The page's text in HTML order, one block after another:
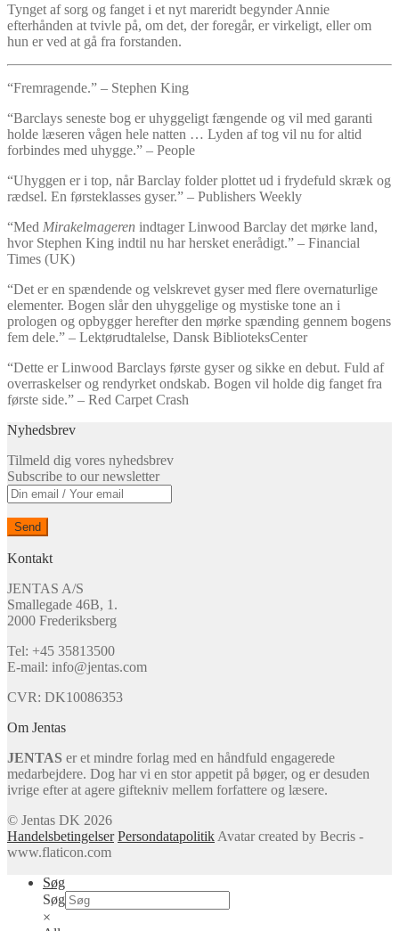
Tynget af sorg og fanget i et nyt mareridt begynder Annie
efterhånden at tvivle på, om det, der foregår, er virkeligt, eller om
hun er ved at gå fra forstanden.
“Fremragende.” – Stephen King
“Barclays seneste bog er uhyggeligt fængende og vil med garanti
holde læseren vågen hele natten … Lyden af tog vil nu for altid
forbindes med uhygge.” – People
“Uhyggen er i top, når Barclay folder plottet ud i frydefuld skræk og
rædsel. En førsteklasses gyser.” – Publishers Weekly
“Med Mirakelmageren indtager Linwood Barclay det mørke land,
hvor Stephen King indtil nu har hersket enerådigt.” – Financial
Times (UK)
“Det er en spændende og velskrevet gyser med flere overnaturlige
elementer. Bogen slår den uhyggelige og mystiske tone an i
prologen og opbygger herefter den mørke spænding gennem bogens
fem dele.” – Lektørudtalelse, Dansk BiblioteksCenter
“Dette er Linwood Barclays første gyser og sikke en debut. Fuld af
overraskelser og rendyrket ondskab. Bogen vil holde dig fanget fra
første side.” – Red Carpet Crash
Nyhedsbrev
Tilmeld dig vores nyhedsbrev
Subscribe to our newsletter
Kontakt
JENTAS A/S
Smallegade 46B, 1.
2000 Frederiksberg
Tel: +45 35813500
E-mail: info@jentas.com
CVR: DK10086353
Om Jentas
JENTAS er et mindre forlag med en håndfuld engagerede
medarbejdere. Dog har vi en stor appetit på bøger, og er desuden
ivrige efter at agere giftekniv mellem forfattere og læsere.
© Jentas DK 2026
Handelsbetingelser Persondatapolitik Avatar created by Becris -
www.flaticon.com
Søg
Søg
×